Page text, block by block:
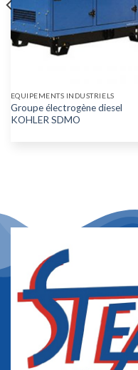
EQUIPEMENTS INDUSTRIELS
Groupe électrogène diesel
KOHLER SDMO